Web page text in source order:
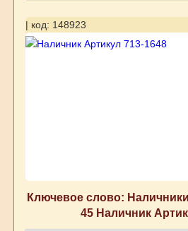
| код: 148923
Ключевое слово:
45 Наличник